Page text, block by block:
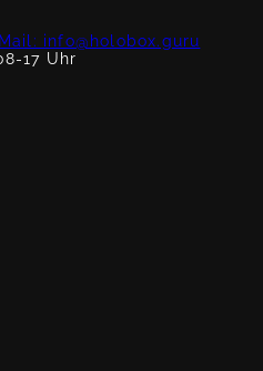
info@holobox.guru
17 Uhr